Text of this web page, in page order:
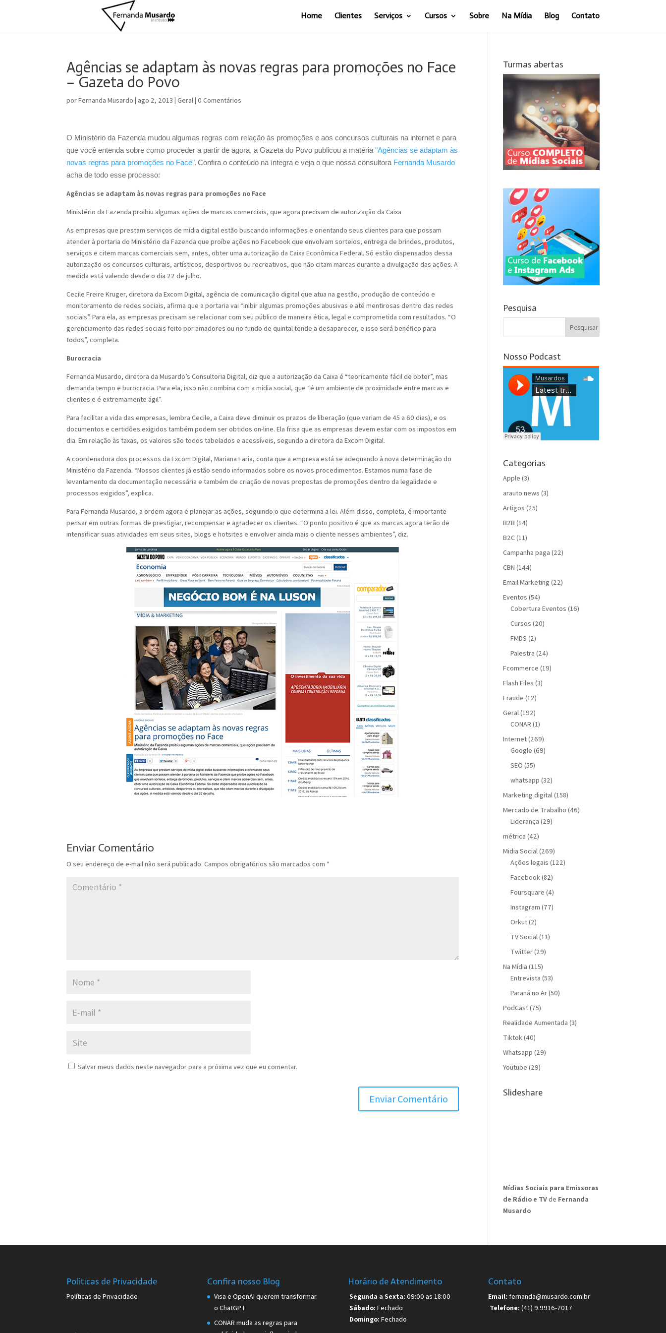
Home Clientes Serviços Cursos Sobre Na Mídia Blog Contato
Agências se adaptam às novas regras para promoções no Face
– Gazeta do Povo
porFernanda Musardo | ago 2, 2013 |Geral|0 Comentários
O Ministério da Fazenda mudou algumas regras com relação às promoções e aos concursos culturais na internet e para
que você entenda sobre como proceder a partir de agora, aGazeta do Povo publicou a matéria"Agências se adaptam às
novas regras para promoções no Face".Confira o conteúdo na íntegra e veja o que nossa consultora Fernanda Musardo
acha de todo esse processo:
Agências se adaptam às novas regras para promoções no Face
Ministério da Fazenda proibiu algumas ações de marcas comerciais, que agora precisam de autorização da Caixa
As empresas que prestam serviços de mídia digital estão buscando informações e orientando seus clientes para que possam
atender à portaria do Ministério da Fazenda que proíbe ações no Facebook que envolvam sorteios, entrega de brindes, produtos,
serviços e citem marcas comerciais sem, antes, obter uma autorização da Caixa Econômica Federal. Só estão dispensados dessa
autorização os concursos culturais, artísticos, desportivos ou recreativos, que não citam marcas durante a divulgação das ações. A
medida está valendo desde o dia 22 de julho.
Cecile Freire Kruger, diretora da Excom Digital, agência de comunicação digital que atua na gestão, produção de conteúdo e
monitoramento de redes sociais, afirma que a portaria vai “inibir algumas promoções abusivas e até mentirosas dentro das redes
sociais”. Para ela, as empresas precisam se relacionar com seu público de maneira ética, legal e comprometida com resultados. “O
gerenciamento das redes sociais feito por amadores ou no fundo de quintal tende a desaparecer, e isso será benéfico para
todos”, completa.
Burocracia
Fernanda Musardo, diretora da Musardo’s Consultoria Digital, diz que a autorização da Caixa é “teoricamente fácil de obter”, mas
demanda tempo e burocracia. Para ela, isso não combina com a mídia social, que “é um ambiente de proximidade entre marcas e
clientes e é extremamente ágil”.
Para facilitar a vida das empresas, lembra Cecile, a Caixa deve diminuir os prazos de liberação (que variam de 45 a 60 dias), e os
documentos e certidões exigidos também podem ser obtidos on-line. Ela frisa que as empresas devem estar com os impostos em
dia. Em relação às taxas, os valores são todos tabelados e acessíveis, segundo a diretora da Excom Digital.
A coordenadora dos processos da Excom Digital, Mariana Faria, conta que a empresa está se adequando à nova determinação do
Ministério da Fazenda. “Nossos clientes já estão sendo informados sobre os novos procedimentos. Estamos numa fase de
levantamento da documentação necessária e também de criação de novas propostas de promoções dentro da legalidade e
processos exigidos”, explica.
Para Fernanda Musardo, a ordem agora é planejar as ações, seguindo o que determina a lei. Além disso, completa, é importante
pensar em outras formas de prestigiar, recompensar e agradecer os clientes. “O ponto positivo é que as marcas agora terão de
intensificar suas atividades em seus sites, blogs e hotsites e envolver ainda mais o cliente nesses ambientes”, diz.
Enviar Comentário
O seu endereço de e-mail não será publicado. Campos obrigatórios são marcados com *
Salvar meus dados neste navegador para a próxima vez que eu comentar.
Turmas abertas
Pesquisa
Nosso Podcast
Categorias
Apple (3)
arauto news (3)
Artigos (25)
B2B (14)
B2C(11)
Campanha paga (22)
CBN (144)
Email Marketing (22)
Eventos (54)
Cobertura Eventos (16)
Cursos (20)
FMDS (2)
Palestra (24)
Fcommerce (19)
Flash Files (3)
Fraude (12)
Geral(192)
CONAR (1)
Internet(269)
Google (69)
SEO (55)
whatsapp (32)
Marketing digital(158)
Mercado de Trabalho (46)
Liderança (29)
métrica (42)
Midia Social(269)
Ações legais (122)
Facebook(82)
Foursquare (4)
Instagram (77)
Orkut(2)
TV Social(11)
Twitter(29)
Na Mídia (115)
Entrevista (53)
Paraná no Ar(50)
PodCast(75)
Realidade Aumentada (3)
Tiktok(40)
Whatsapp (29)
Youtube (29)
Slideshare
Mídias Sociais para Emissoras
de Rádio e TVde Fernanda
Musardo
Políticas de Privacidade
Políticas de Privacidade
Confira nosso Blog
Visa e OpenAI querem transformar
o ChatGPT
CONAR muda as regras para
Horário de Atendimento
Segunda a Sexta: 09:00 as 18:00
Sábado: Fechado
Domingo: Fechado
Contato
Email:fernanda@musardo.com.br
Telefone: (41) 9.9916-7017